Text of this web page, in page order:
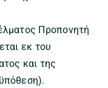
Προπονητή
εκ του
και της